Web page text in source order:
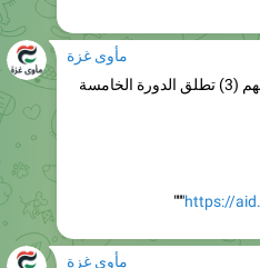
*للتسجيل: عملية الفارس الشهم (3) تطلق الدورة الخامسة
https://
إلى مستويات كارثية، حيث